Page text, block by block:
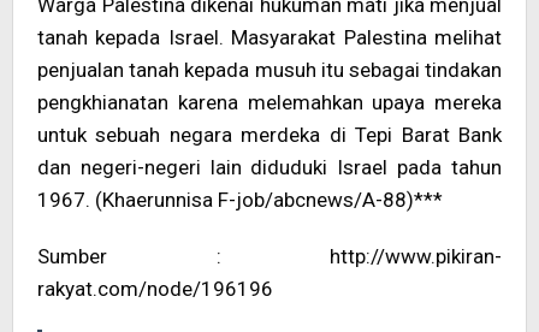
Warga Palestina dikenai hukuman mati jika menjual
tanah kepada Israel. Masyarakat Palestina melihat
penjualan tanah kepada musuh itu sebagai tindakan
pengkhianatan karena melemahkan upaya mereka
untuk sebuah negara merdeka di Tepi Barat Bank
dan negeri-negeri lain diduduki Israel pada tahun
1967. (Khaerunnisa F-job/abcnews/A-88)***
Sumber : http://www.pikiran-
rakyat.com/node/196196